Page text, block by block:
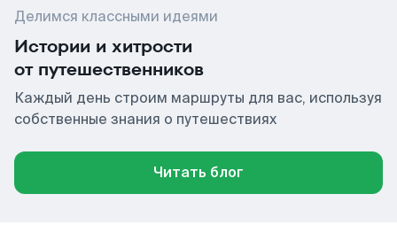
Делимся классными идеями
Истории и хитрости
от путешественников
Каждый день строим маршруты для вас, используя
собственные знания о путешествиях
Читать блог